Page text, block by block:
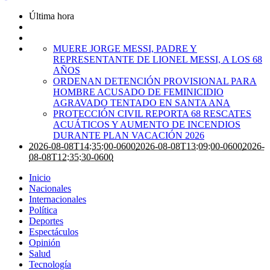
Última hora
MUERE JORGE MESSI, PADRE Y
REPRESENTANTE DE LIONEL MESSI, A LOS 68
AÑOS
ORDENAN DETENCIÓN PROVISIONAL PARA
HOMBRE ACUSADO DE FEMINICIDIO
AGRAVADO TENTADO EN SANTA ANA
PROTECCIÓN CIVIL REPORTA 68 RESCATES
ACUÁTICOS Y AUMENTO DE INCENDIOS
DURANTE PLAN VACACIÓN 2026
2026-08-08T14:35:00-06002026-08-08T13:09:00-06002026-
08-08T12:35:30-0600
Inicio
Nacionales
Internacionales
Política
Deportes
Espectáculos
Opinión
Salud
Tecnología